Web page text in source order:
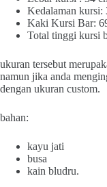
Kedalaman kursi:
Kaki Kursi Bar:
Total tinggi kursi
ukuran tersebut
namun jika anda
dengan ukuran custom.
bahan:
kayu jati
busa
kain bludru.